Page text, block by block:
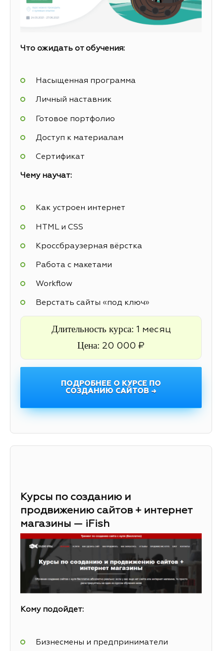
Что ожидать от обучения:
Насыщенная программа
Личный наставник
Готовое портфолио
Доступ к материалам
Сертификат
Чему научат:
Как устроен интернет
HTML и CSS
Кроссбраузерная вёрстка
Работа с макетами
Workflow
Верстать сайты «под ключ»
Длительность курса: 1 месяц
Цена: 20 000 ₽
ПОДРОБНЕЕ О КУРСЕ ПО
СОЗДАНИЮ САЙТОВ →
Курсы по созданию и
продвижению сайтов + интернет
магазины — iFish
Кому подойдет:
Бизнесмены и предприниматели